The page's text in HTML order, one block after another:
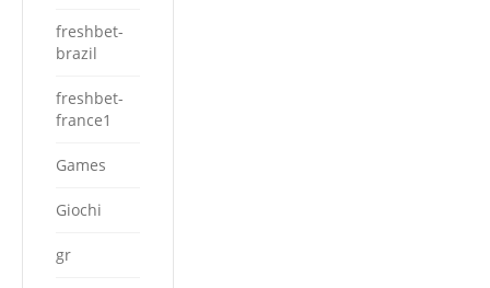
freshbet-
brazil
freshbet-
france1
Games
Giochi
gr